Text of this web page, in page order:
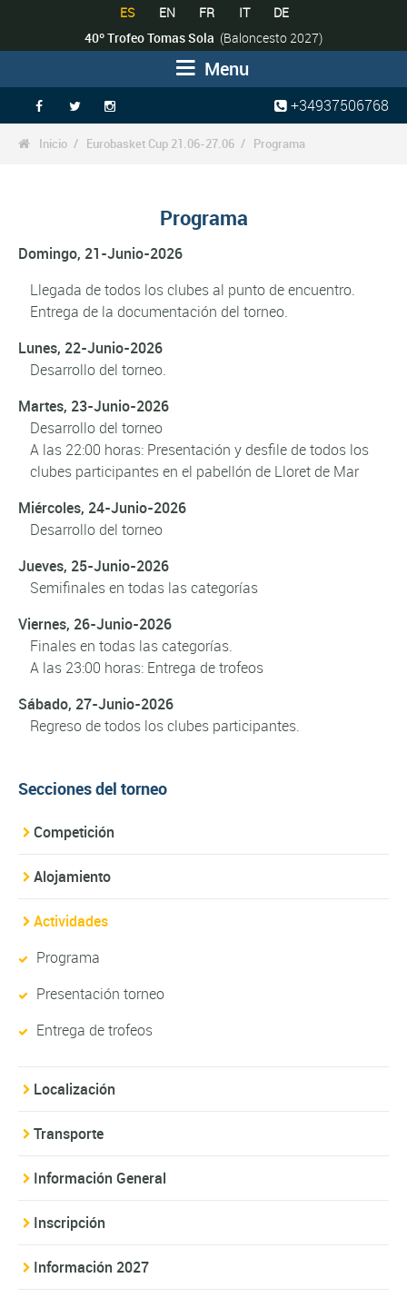
ES EN FR IT
DE
40º Trofeo Tomas Sola (Baloncesto 2027)
Menu
   +34937506768
 Inicio Eurobasket Cup 21.06-27.06 Programa
Programa
Domingo, 21-Junio-2026
Llegada de todos los clubes al punto de encuentro.
Entrega de la documentación del torneo.
Lunes, 22-Junio-2026
Desarrollo del torneo.
Martes, 23-Junio-2026
Desarrollo del torneo
A las 22:00 horas: Presentación y desfile de todos los
clubes participantes en el pabellón de Lloret de Mar
Miércoles, 24-Junio-2026
Desarrollo del torneo
Jueves, 25-Junio-2026
Semifinales en todas las categorías
Viernes, 26-Junio-2026
Finales en todas las categorías.
A las 23:00 horas: Entrega de trofeos
Sábado, 27-Junio-2026
Regreso de todos los clubes participantes.
Secciones del torneo
Competición
Alojamiento
Actividades
Programa
Presentación torneo
Entrega de trofeos
Localización
Transporte
Información General
Inscripción
Información 2027